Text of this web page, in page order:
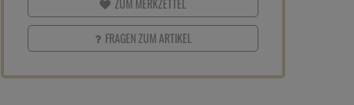
ZUM MERKZETTEL
FRAGEN ZUM ARTIKEL